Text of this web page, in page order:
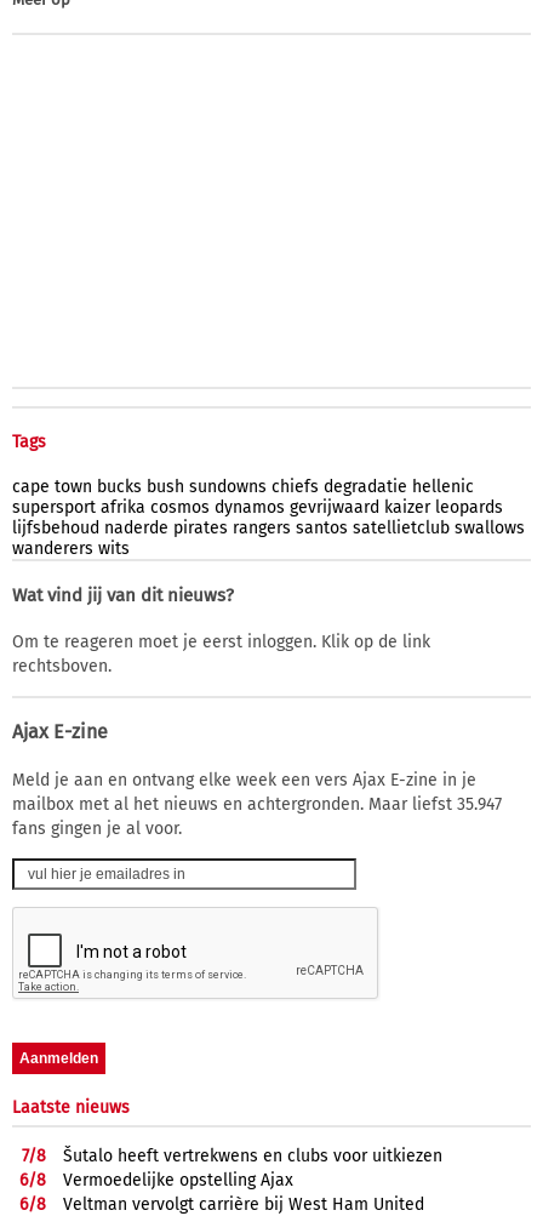
Tags
cape town bucks bush sundowns chiefs degradatie hellenic
supersport afrika cosmos dynamos gevrijwaard kaizer leopards
lijfsbehoud naderde pirates rangers santos satellietclub swallows
wanderers wits
Wat vind jij van dit nieuws?
Om te reageren moet je eerst inloggen. Klik op de link
rechtsboven.
Ajax E-zine
Meld je aan en ontvang elke week een vers Ajax E-zine in je
mailbox met al het nieuws en achtergronden. Maar liefst 35.947
fans gingen je al voor.
Laatste nieuws
7/8
Šutalo heeft vertrekwens en clubs voor uitkiezen
6/8
Vermoedelijke opstelling Ajax
6/8
Veltman vervolgt carrière bij West Ham United